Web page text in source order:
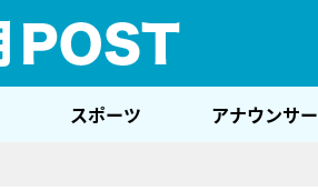
スポーツ アナウンサー